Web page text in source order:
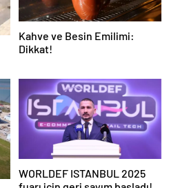
Kahve ve Besin Emilimi:
Dikkat!
WORLDEF ISTANBUL 2025